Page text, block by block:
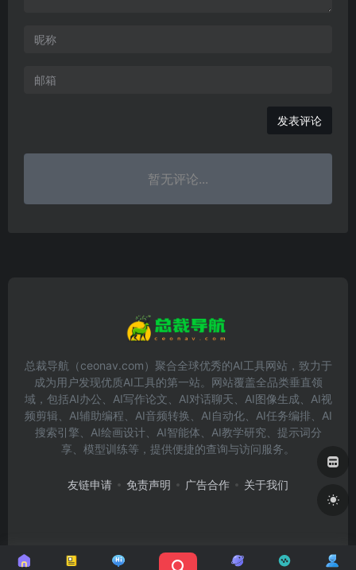
发表评论
暂无评论...
总裁导航（ceonav.com）聚合全球优秀的AI工具网站，致力于
成为用户发现优质AI工具的第一站。网站覆盖全品类垂直领
域，包括AI办公、AI写作论文、AI对话聊天、AI图像生成、AI视
频剪辑、AI辅助编程、AI音频转换、AI自动化、AI任务编排、AI
搜索引擎、AI绘画设计、AI智能体、AI教学研究、提示词分
享、模型训练等，提供便捷的查询与访问服务。
友链申请 免责声明 广告合作 关于我们
Copyright © 2026